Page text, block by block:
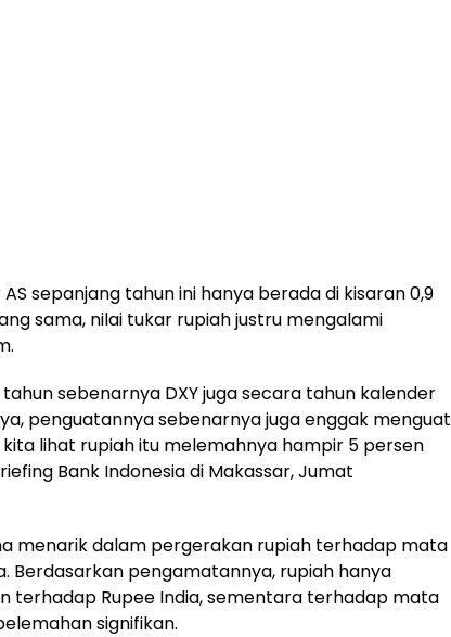
sepanjang tahun ini hanya berada di kisaran 0,9
sama, nilai tukar rupiah justru mengalami
sebenarnya DXY juga secara tahun kalender
penguatannya sebenarnya juga enggak menguat
lihat rupiah itu melemahnya hampir 5 persen
Bank Indonesia di Makassar, Jumat
menarik dalam pergerakan rupiah terhadap mata
Berdasarkan pengamatannya, rupiah hanya
terhadap Rupee India, sementara terhadap mata
signifikan.